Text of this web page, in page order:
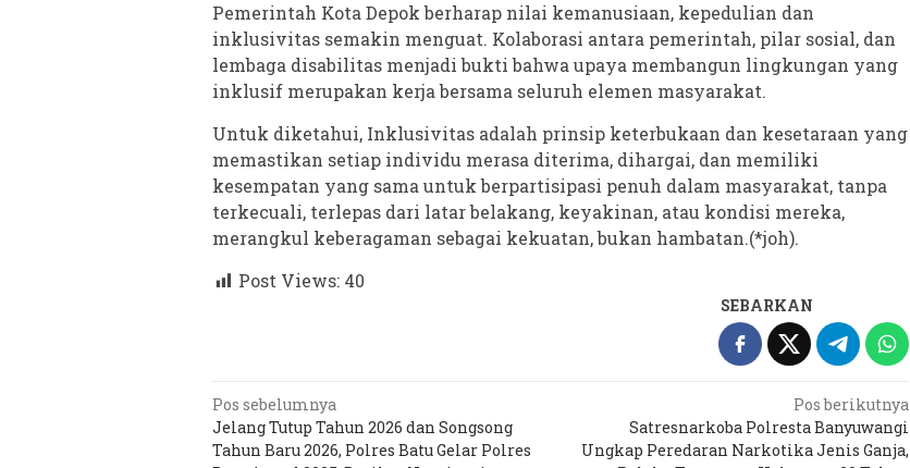
Pemerintah Kota Depok berharap nilai kemanusiaan, kepedulian dan
inklusivitas semakin menguat. Kolaborasi antara pemerintah, pilar sosial, dan
lembaga disabilitas menjadi bukti bahwa upaya membangun lingkungan yang
inklusif merupakan kerja bersama seluruh elemen masyarakat.
Untuk diketahui, Inklusivitas adalah prinsip keterbukaan dan kesetaraan yang
memastikan setiap individu merasa diterima, dihargai, dan memiliki
kesempatan yang sama untuk berpartisipasi penuh dalam masyarakat, tanpa
terkecuali, terlepas dari latar belakang, keyakinan, atau kondisi mereka,
merangkul keberagaman sebagai kekuatan, bukan hambatan.(*joh).
Post Views: 40
SEBARKAN
Navigasi
pos
Pos sebelumnya
Jelang Tutup Tahun 2026 dan Songsong
Tahun Baru 2026, Polres Batu Gelar Polres
Pos berikutnya
Satresnarkoba Polresta Banyuwangi
Ungkap Peredaran Narkotika Jenis Ganja,